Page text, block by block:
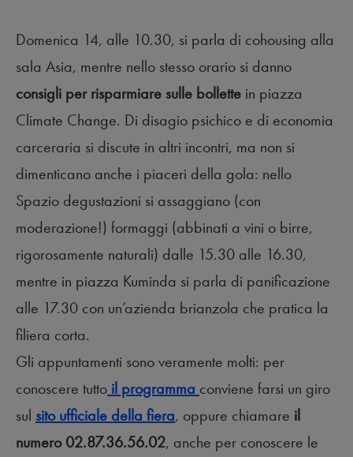
Domenica 14, alle 10.30, si parla di cohousing alla
sala Asia, mentre nello stesso orario si danno
consigli per risparmiare sulle bollette in piazza
Climate Change. Di disagio psichico e di economia
carceraria si discute in altri incontri, ma non si
dimenticano anche i piaceri della gola: nello
Spazio degustazioni si assaggiano (con
moderazione!) formaggi (abbinati a vini o birre,
rigorosamente naturali) dalle 15.30 alle 16.30,
mentre in piazza Kuminda si parla di panificazione
alle 17.30 con un’azienda brianzola che pratica la
filiera corta.
Gli appuntamenti sono veramente molti: per
conoscere tutto il programma conviene farsi un giro
sul sito ufficiale della fiera, oppure chiamare il
numero 02.87.36.56.02, anche per conoscere le